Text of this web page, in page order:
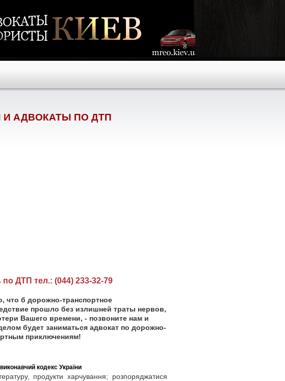
АДВОКАТЫ ПО ДТП
ДТП тел.: (044) 233-32-79
что б дорожно-транспортное
прошло без излишней траты нервов,
Вашего времени, - позвоните нам и
будет заниматься адвокат по дорожно-
приключениям!
кодекс України
продукти харчування; розпоряджатися